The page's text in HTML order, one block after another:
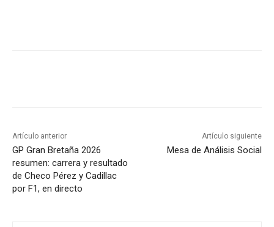
Artículo anterior
GP Gran Bretaña 2026
resumen: carrera y resultado
de Checo Pérez y Cadillac
por F1, en directo
Artículo siguiente
Mesa de Análisis Social